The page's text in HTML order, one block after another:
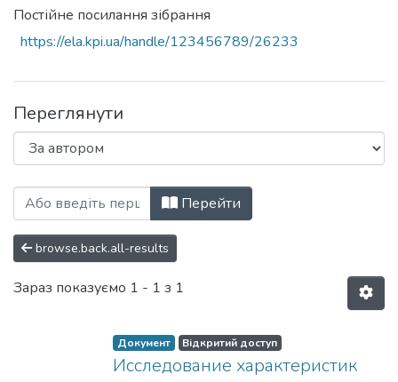
Постійне посилання зібрання
https://ela.kpi.ua/handle/123456789/26233
Переглянути
Перегляд Известия высших учебных
Перейти
browse.back.all-results
Зараз показуємо 1 - 1 з 1
Документ Відкритий доступ
Исследование характеристик